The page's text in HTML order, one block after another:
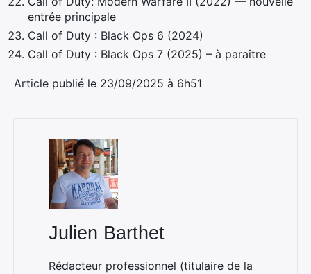
entrée principale
Call of Duty : Black Ops 6 (2024)
Call of Duty : Black Ops 7 (2025) – à paraître
Article publié le 23/09/2025 à 6h51
Julien Barthet
Rédacteur professionnel (titulaire de la